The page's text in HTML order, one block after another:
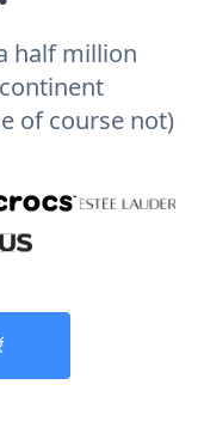
half million
of course not)